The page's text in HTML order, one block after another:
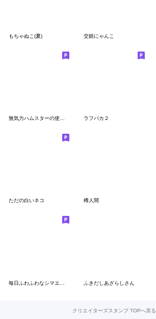
もちゃぬこ(夏) 交錯にゃんこ
ラフパカ２
ただの白いネコ 樽人間
ふきだしあざらしさん
クリエイターズスタンプ TOPへ戻る